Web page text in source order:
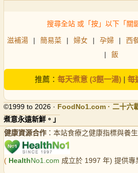
搜尋全站 或「按」以下「關
滋補湯 | 簡易菜 | 婦女 | 孕婦 | 西
|
飯
推薦： 每天煮意 (3餸一湯)| 每
©1999 to 2026 · FoodNo1.com · 二十六
煮意永遠新鮮。」
健康資源合作 ：本站食療之健康指標與養
( HealthNo1.com 成立於 1997 年) 提供專